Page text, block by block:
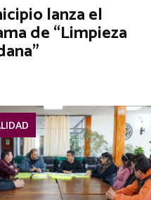
lanza el
de “Limpieza